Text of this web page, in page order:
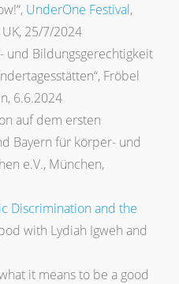
UnderOne Festival,
25/7/2024
und Bildungsgerechtigkeit
Fröbel
6.6.2024
auf dem ersten
Bayern für körper- und
e.V., München,
Discrimination and the
with Lydiah Igweh and
it means to be a good